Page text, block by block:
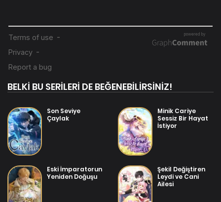
BELKİ BU SERİLERİ DE BEĞENEBİLİRSİNİZ!
Son Seviye
Çaylak
Minik Cariye
Sessiz Bir Hayat
İstiyor
Eski İmparatorun
Yeniden Doğuşu
Şekil Değiştiren
Leydi ve Cani
Ailesi